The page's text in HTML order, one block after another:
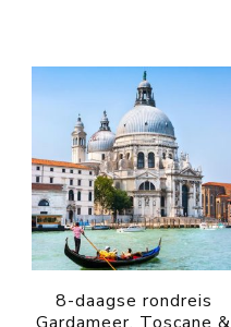
8-daagse rondreis